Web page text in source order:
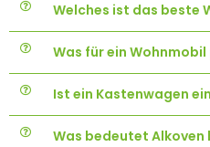
Welches ist das beste
Was für ein
Ist ein Kastenwagen
Was bedeutet Alkoven